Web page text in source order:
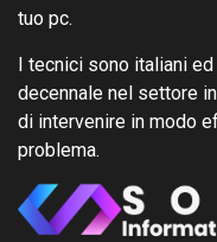
tuo pc.
I tecnici sono italiani
decennale nel settore
di intervenire in modo
problema.